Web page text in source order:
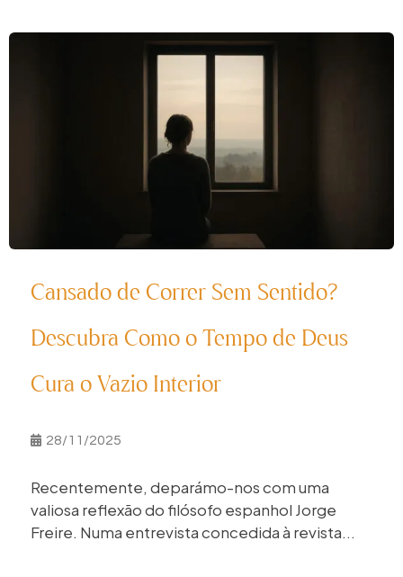
Cansado de Correr Sem Sentido?
Descubra Como o Tempo de Deus
Cura o Vazio Interior
28/11/2025
Recentemente, deparámo-nos com uma
valiosa reflexão do filósofo espanhol Jorge
Freire. Numa entrevista concedida à revista...